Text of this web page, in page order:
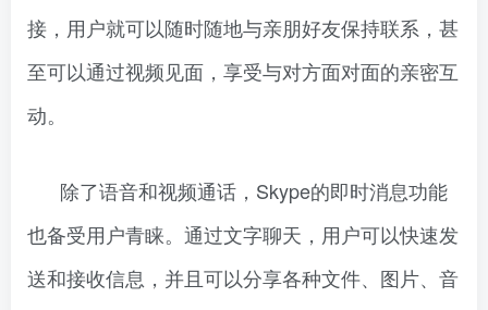
接，用户就可以随时随地与亲朋好友保持联系，甚
至可以通过视频见面，享受与对方面对面的亲密互
动。
除了语音和视频通话，Skype的即时消息功能
也备受用户青睐。通过文字聊天，用户可以快速发
送和接收信息，并且可以分享各种文件、图片、音